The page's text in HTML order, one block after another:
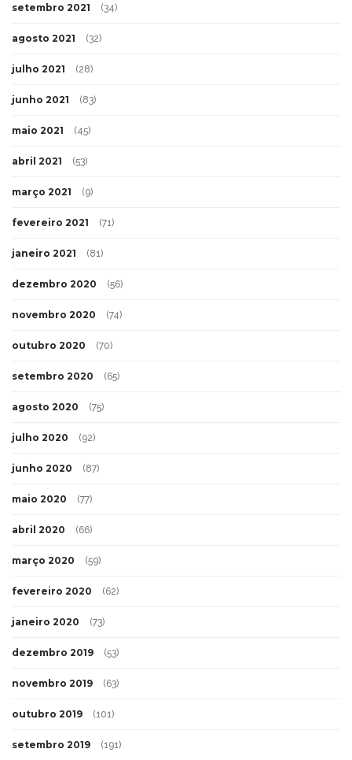
setembro 2021 (34)
agosto 2021 (32)
julho 2021 (28)
junho 2021 (83)
maio 2021 (45)
abril 2021 (53)
março 2021 (9)
fevereiro 2021 (71)
janeiro 2021 (81)
dezembro 2020 (56)
novembro 2020 (74)
outubro 2020 (70)
setembro 2020 (65)
agosto 2020 (75)
julho 2020 (92)
junho 2020 (87)
maio 2020 (77)
abril 2020 (66)
março 2020 (59)
fevereiro 2020 (62)
janeiro 2020 (73)
dezembro 2019 (53)
novembro 2019 (63)
outubro 2019 (101)
setembro 2019 (191)